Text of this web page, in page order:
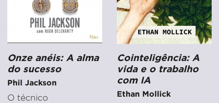
Onze anéis: A alma
do sucesso
Phil Jackson
O técnico
Cointeligência: A
vida e o trabalho
com IA
Ethan Mollick